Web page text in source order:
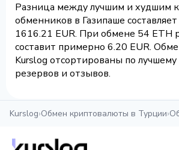
Разница между лучшим и худшим
обменников в Газипаше
1616.21 EUR. При обмене 54 ETH
составит примерно 6.20 EUR.
Kurslog отсортированы по лучшему
резервов и отзывов.
Kurslog›Обмен криптовалюты в Турции›